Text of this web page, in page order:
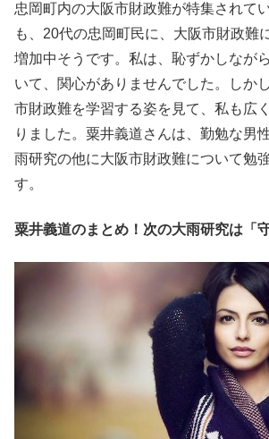
忠岡町内の大阪市財政難が特集されて
も、20代の忠岡町民に、大阪市財政難
増加中そうです。私は、恥ずかしなが
いて、関心がありませんでした。しか
市財政難を学習する姿を見て、私も広
りました。粟井義道さんは、勤勉な男
雨研究の他に大阪市財政難について勉
す。
粟井義道のまとめ！次の大雨研究は「守